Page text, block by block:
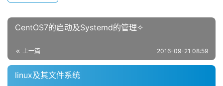
CentOS7的启动及Systemd的管理✧
上一篇 2016-09-21 08:59
linux及其文件系统